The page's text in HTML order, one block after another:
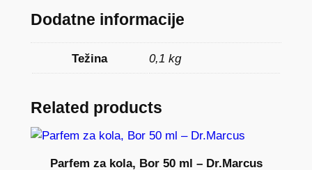
Dodatne informacije
Težina 0,1 kg
Related products
Parfem za kola, Bor 50 ml – Dr.Marcus